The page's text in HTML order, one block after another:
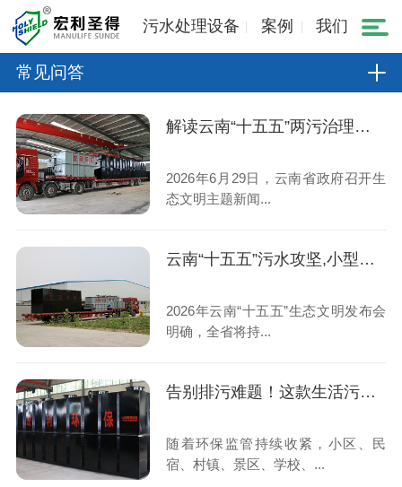
污水处理设备 案例 我们
常见问答
解读云南“十五五”两污治理规划,小型生活污水处理设备市场机遇
2026年6月29日，云南省政府召开生
态文明主题新闻...
云南“十五五”污水攻坚,小型生活污水处理设备成村镇刚需
2026年云南“十五五”生态文明发布会
明确，全省将持...
告别排污难题！这款生活污水处理设备稳定达标、运维省心
随着环保监管持续收紧，小区、民
宿、村镇、景区、学校、...